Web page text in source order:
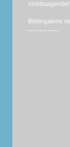
Bildergalerie